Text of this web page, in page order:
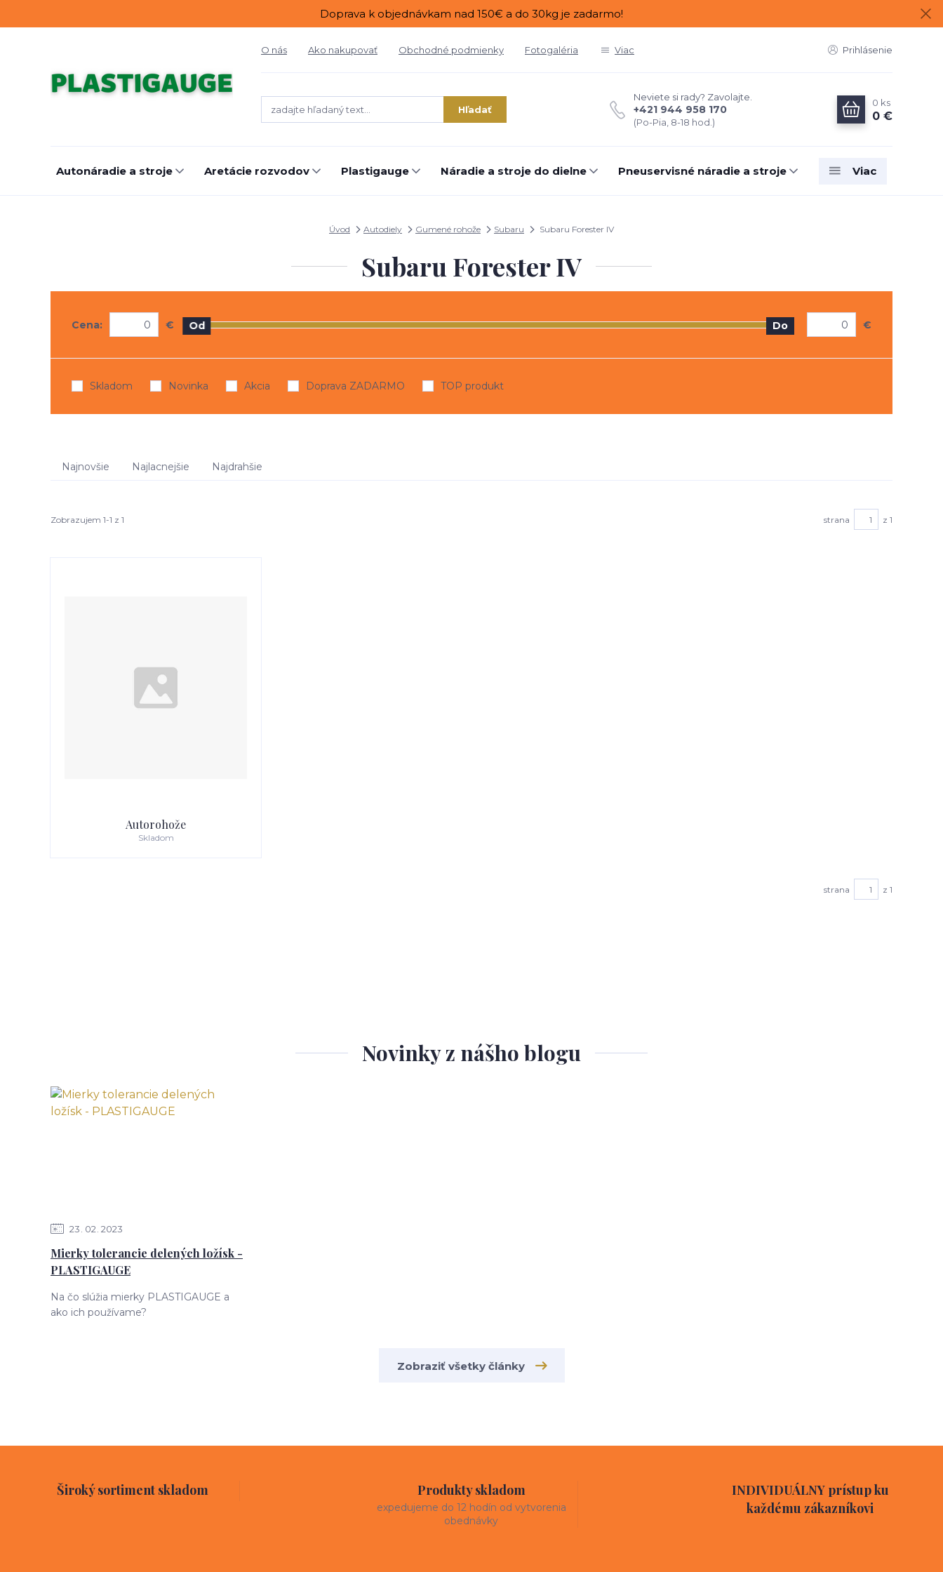
Doprava k objednávkam nad 150€ a do 30kg je zadarmo!
O nás Ako nakupovať Obchodné podmienky Fotogaléria Viac Prihlásenie
Hľadať
Neviete si rady? Zavolajte.
+421 944 958 170
(Po-Pia, 8-18 hod.)
0 ks
0 €
Autonáradie a stroje Aretácie rozvodov Plastigauge Náradie a stroje do dielne Pneuservisné náradie a stroje Viac
Úvod Autodiely Gumené rohože Subaru Subaru Forester IV
Subaru Forester IV
Cena: € Od Do €
Skladom Novinka Akcia Doprava ZADARMO TOP produkt
Najnovšie Najlacnejšie Najdrahšie
Zobrazujem 1-1 z 1 strana z 1
Autorohože
Skladom
strana z 1
Novinky z nášho blogu
23 02 2023
Mierky tolerancie delených ložísk -
PLASTIGAUGE
Na čo slúžia mierky PLASTIGAUGE a
ako ich používame?
Zobraziť všetky články
Široký sortiment skladom Produkty skladom
expedujeme do 12 hodín od vytvorenia
obednávky
INDIVIDUÁLNY prístup ku
každému zákazníkovi